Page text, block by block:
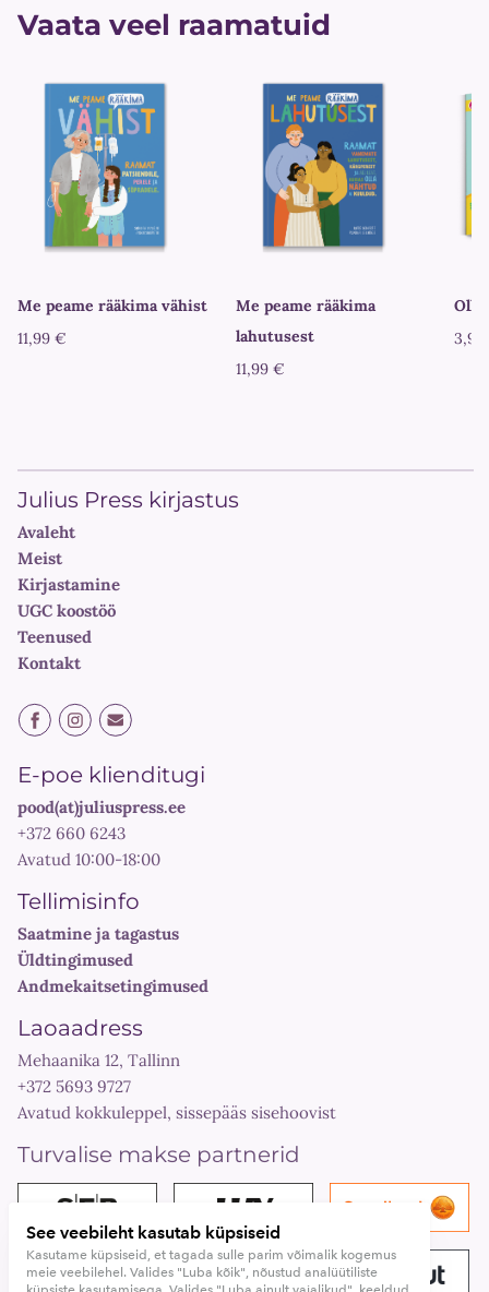
Vaata veel raamatuid
Me peame rääkima vähist
11,99 €
Me peame rääkima
lahutusest
11,99 €
Olli
Julius Press kirjastus
Avaleht
Meist
Kirjastamine
UGC koostöö
Teenused
Kontakt
E-poe klienditugi
pood(at)juliuspress.ee
+372 660 6243
Avatud 10:00-18:00
Tellimisinfo
Saatmine ja tagastus
Üldtingimused
Andmekaitsetingimused
Laoaadress
Mehaanika 12, Tallinn
+372 5693 9727
Avatud kokkuleppel, sissepääs sisehoovist
Turvalise makse partnerid
See veebileht kasutab küpsiseid
Kasutame küpsiseid, et tagada sulle parim võimalik kogemus
meie veebilehel. Valides "Luba kõik", nõustud analüütiliste